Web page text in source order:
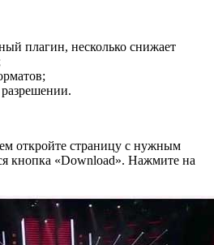
плагин, несколько снижает
откройте страницу с нужным
кнопка «Download». Нажмите на